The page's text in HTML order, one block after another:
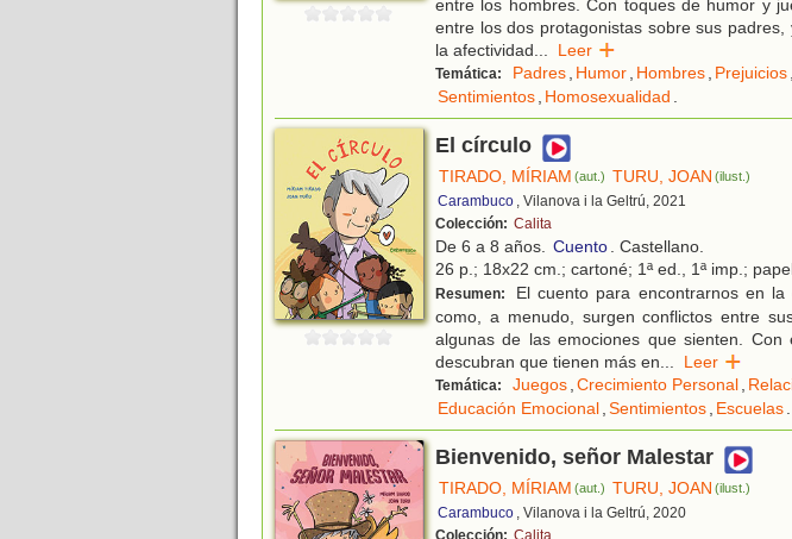
entre los hombres. Con toques de humor y
entre los dos protagonistas sobre sus
la afectividad... Leer
Temática: Padres, Humor, Hombres, Prejuicios,
Sentimientos, Homosexualidad .
El círculo
TIRADO, MÍRIAM (aut.) TURU, JOAN (ilust.)
Carambuco , Vilanova i la Geltrú, 2021
Colección: Calita
De 6 a 8 años. Cuento. Castellano.
26 p.; 18x22 cm.; cartoné; 1ª ed., 1ª imp.;
Resumen:
El cuento para encontrarnos en
como, a menudo, surgen conflictos entre
algunas de las emociones que sienten.
descubran que tienen más en... Leer
Temática: Juegos,Crecimiento Personal,
Educación Emocional,Sentimientos, Escuelas.
Bienvenido, señor Malestar
TIRADO, MÍRIAM (aut.) TURU, JOAN (ilust.)
Carambuco , Vilanova i la Geltrú, 2020